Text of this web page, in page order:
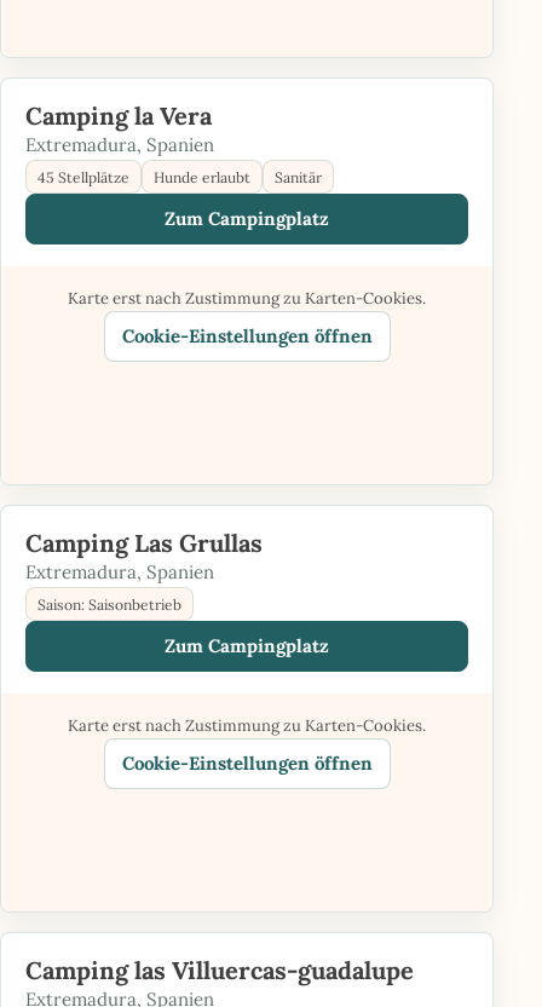
Camping la Vera
Extremadura, Spanien
45 Stellplätze Hunde erlaubt Sanitär
Zum Campingplatz
Karte erst nach Zustimmung zu Karten-Cookies.
Cookie-Einstellungen öffnen
Camping Las Grullas
Extremadura, Spanien
Saison: Saisonbetrieb
Zum Campingplatz
Karte erst nach Zustimmung zu Karten-Cookies.
Cookie-Einstellungen öffnen
Camping las Villuercas-guadalupe
Extremadura, Spanien